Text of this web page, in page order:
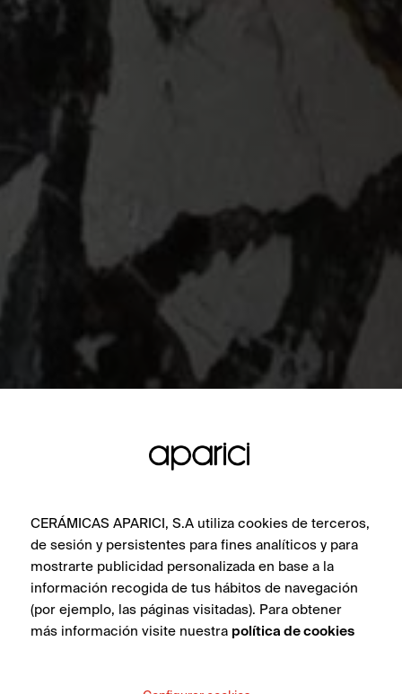
CERÁMICAS APARICI, S.A utiliza cookies de terceros,
de sesión y persistentes para fines analíticos y para
mostrarte publicidad personalizada en base a la
información recogida de tus hábitos de navegación
(por ejemplo, las páginas visitadas). Para obtener
más información visite nuestra política de cookies